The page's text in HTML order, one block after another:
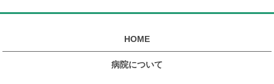
HOME
病院について